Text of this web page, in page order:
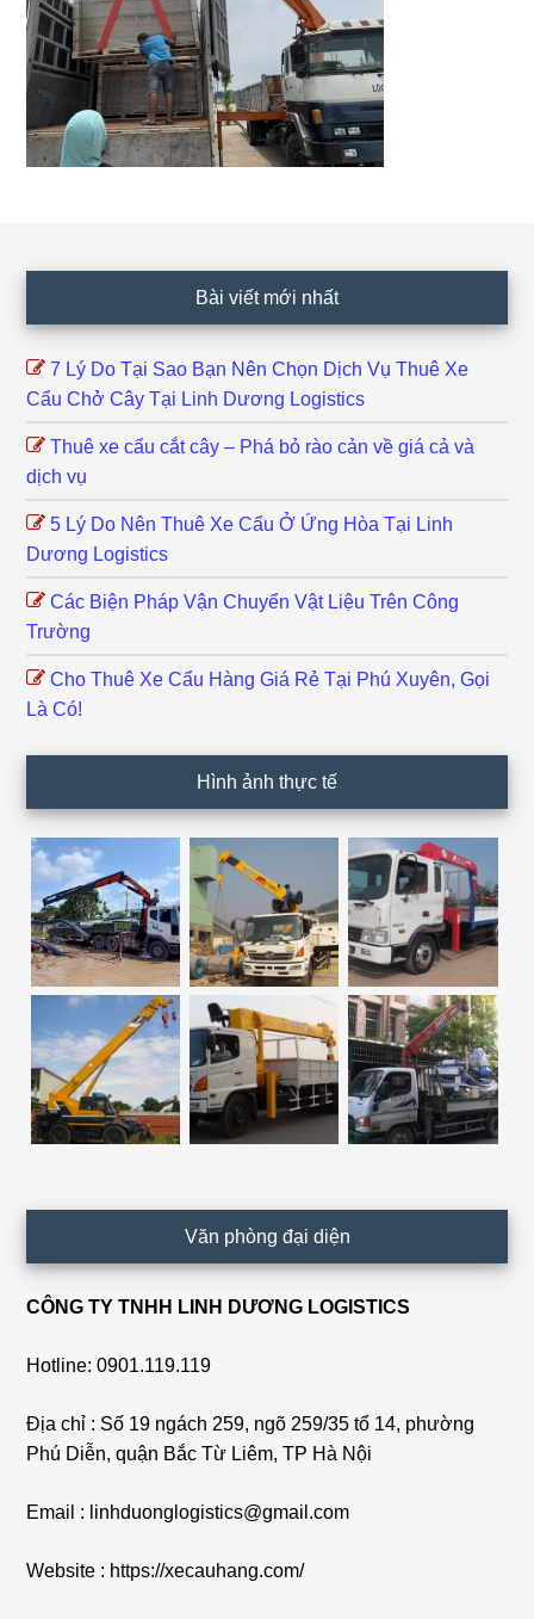
Bài viết mới nhất
7 Lý Do Tại Sao Bạn Nên Chọn Dịch Vụ Thuê Xe
Cẩu Chở Cây Tại Linh Dương Logistics
Thuê xe cẩu cắt cây – Phá bỏ rào cản về giá cả và
dịch vụ
5 Lý Do Nên Thuê Xe Cẩu Ở Ứng Hòa Tại Linh
Dương Logistics
Các Biện Pháp Vận Chuyển Vật Liệu Trên Công
Trường
Cho Thuê Xe Cẩu Hàng Giá Rẻ Tại Phú Xuyên, Gọi
Là Có!
Hình ảnh thực tế
Văn phòng đại diện
CÔNG TY TNHH LINH DƯƠNG LOGISTICS
Hotline: 0901.119.119
Địa chỉ : Số 19 ngách 259, ngõ 259/35 tổ 14, phường
Phú Diễn, quận Bắc Từ Liêm, TP Hà Nội
Email : linhduonglogistics@gmail.com
Website : https://xecauhang.com/